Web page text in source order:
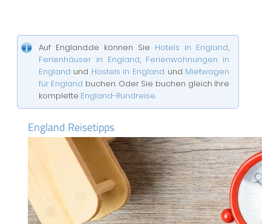
Auf England.de können Sie Hotels in England,
Ferienhäuser in England, Ferienwohnungen in
England und Hostels in England und Mietwagen
für England buchen. Oder Sie buchen gleich Ihre
komplette England-Rundreise.
England Reisetipps